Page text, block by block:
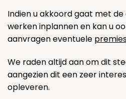
Indien u akkoord gaat met
werken inplannen en kan u
aanvragen eventuele
We raden altijd aan om dit
aangezien dit een zeer
opleveren.